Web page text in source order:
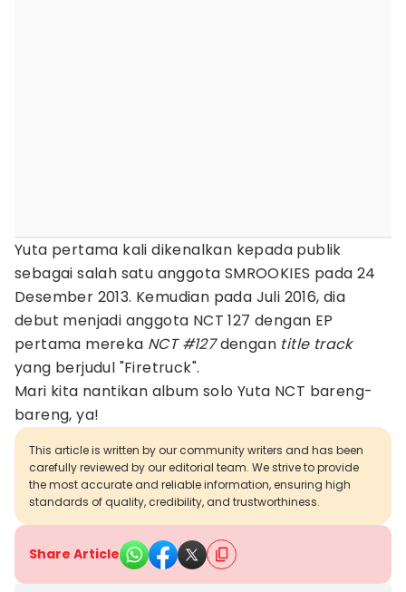
Yuta pertama kali dikenalkan kepada publik
sebagai salah satu anggota SMROOKIES pada 24
Desember 2013. Kemudian pada Juli 2016, dia
debut menjadi anggota NCT 127 dengan EP
pertama mereka NCT #127dengan title track
yang berjudul "Firetruck".
Mari kita nantikan album solo Yuta NCT bareng-
bareng, ya!
This article is written by our community writers and has been
carefully reviewed by our editorial team. We strive to provide
the most accurate and reliable information, ensuring high
standards of quality, credibility, and trustworthiness.
Share Article